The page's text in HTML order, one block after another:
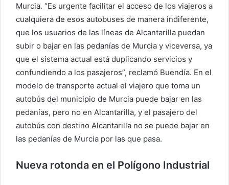
Murcia. “Es urgente facilitar el acceso de los viajeros a
cualquiera de esos autobuses de manera indiferente,
que los usuarios de las líneas de Alcantarilla puedan
subir o bajar en las pedanías de Murcia y viceversa, ya
que el sistema actual está duplicando servicios y
confundiendo a los pasajeros”, reclamó Buendía. En el
modelo de transporte actual el viajero que toma un
autobús del municipio de Murcia puede bajar en las
pedanías, pero no en Alcantarilla, y el pasajero del
autobús con destino Alcantarilla no se puede bajar en
las pedanías de Murcia por las que pasa.
Nueva rotonda en el Polígono Industrial